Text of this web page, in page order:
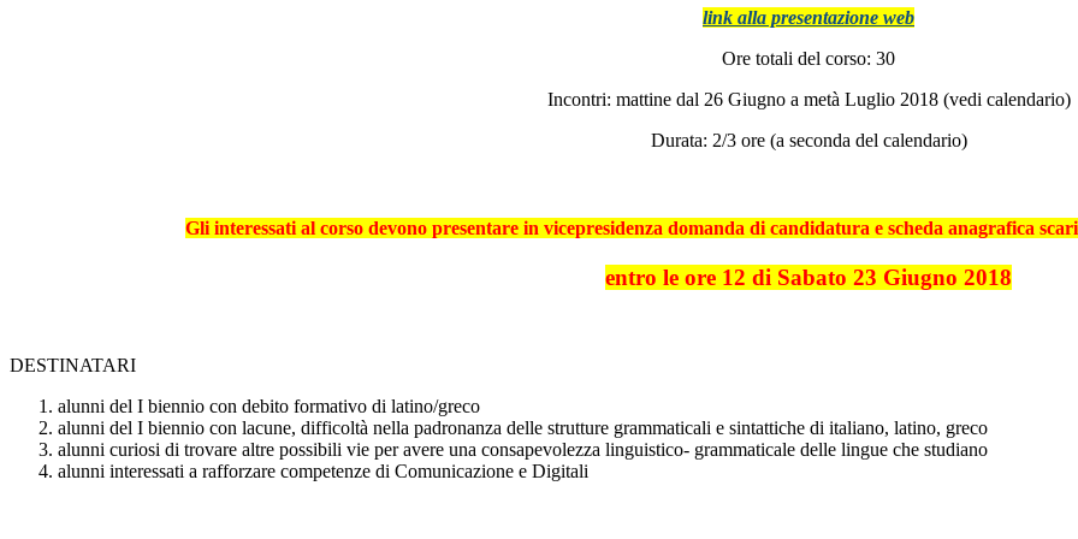
link alla presentazione web
Ore totali del corso: 30
Incontri: mattine dal 26 Giugno a metà Luglio 2018 (vedi calendario)
Durata: 2/3 ore (a seconda del calendario)
Gli interessati al corso devono presentare in vicepresidenza domanda di candidatura e scheda anagrafica
entro le ore 12 di Sabato 23 Giugno 2018
DESTINATARI
alunni del I biennio con debito formativo di latino/greco
alunni del I biennio con lacune, difficoltà nella padronanza delle strutture grammaticali e sintattiche di italiano, latino, greco
alunni curiosi di trovare altre possibili vie per avere una consapevolezza linguistico- grammaticale delle lingue che studiano
alunni interessati a rafforzare competenze di Comunicazione e Digitali